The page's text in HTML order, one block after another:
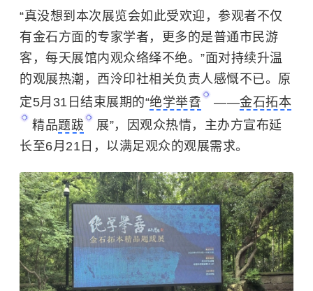
“真没想到本次展览会如此受欢迎，参观者不仅
有金石方面的专家学者，更多的是普通市民游
客，每天展馆内观众络绎不绝。”面对持续升温
的观展热潮，西泠印社相关负责人感慨不已。原
定5月31日结束展期的“绝学举孴 ——金石拓本
精品题跋
展”，因观众热情，主办方宣布延
长至6月21日，以满足观众的观展需求。